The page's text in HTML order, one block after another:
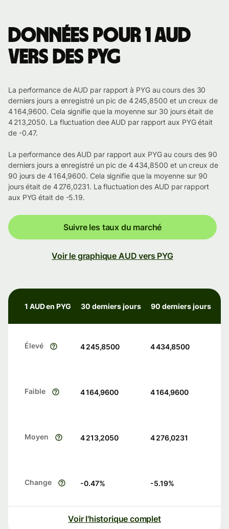
Données pour 1 AUD
vers des PYG
La performance de AUD par rapport à PYG au cours des 30
derniers jours a enregistré un pic de 4 245,8500 et un creux de
4 164,9600. Cela signifie que la moyenne sur 30 jours était de
4 213,2050. La fluctuation dee AUD par rapport aux PYG était
de -0.47.
La performance des AUD par rapport aux PYG au cours des 90
derniers jours a enregistré un pic de 4 434,8500 et un creux de
90 jours de 4 164,9600. Cela signifie que la moyenne sur 90
jours était de 4 276,0231. La fluctuation des AUD par rapport
aux PYG était de -5.19.
Suivre les taux du marché
Voir le graphique AUD vers PYG
1 AUD en PYG 30 derniers jours 90 derniers jours
Élevé 4 245,8500 4 434,8500
Faible 4 164,9600 4 164,9600
Moyen 4 213,2050 4 276,0231
Change -0.47% -5.19%
Voir l'historique complet